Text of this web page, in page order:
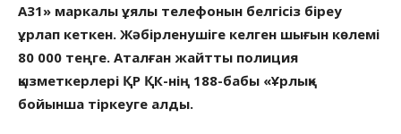
A31» маркалы ұялы телефонын белгісіз біреу
ұрлап кеткен. Жәбірленушіге келген шығын көлемі
80 000 теңге. Аталған жайтты полиция
қызметкерлері ҚР ҚК-нің 188-бабы «Ұрлық»
бойынша тіркеуге алды.